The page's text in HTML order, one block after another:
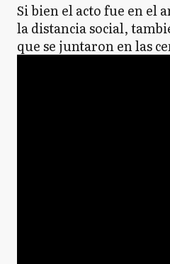
Si bien el acto fue en el
la distancia social,
que se juntaron en las